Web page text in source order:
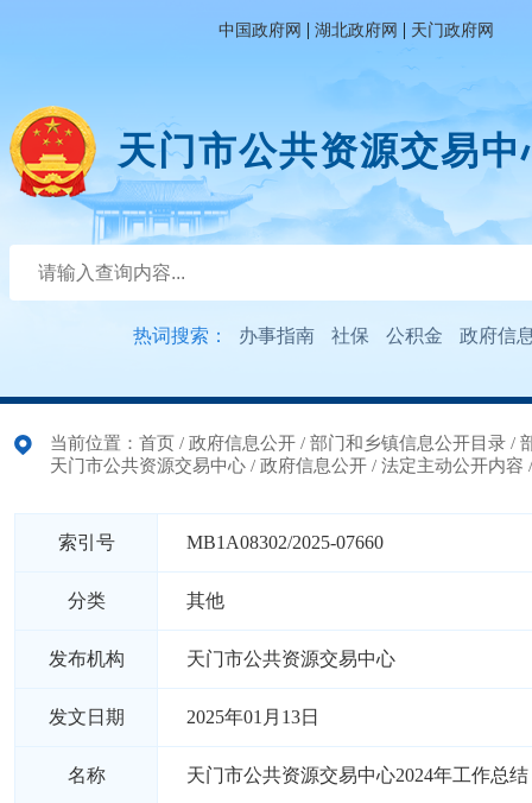
中国政府网 | 湖北政府网 | 天门政府网
天门市公共资源交易中
热词搜索： 办事指南 社保 公积金 政府信
当前位置： 首页 / 政府信息公开 / 部门和乡镇信息公开目录 /
天门市公共资源交易中心 / 政府信息公开 / 法定主动公开内容
索引号 MB1A08302/2025-07660
分类 其他
发布机构 天门市公共资源交易中心
发文日期 2025年01月13日
名称 天门市公共资源交易中心2024年工作总结